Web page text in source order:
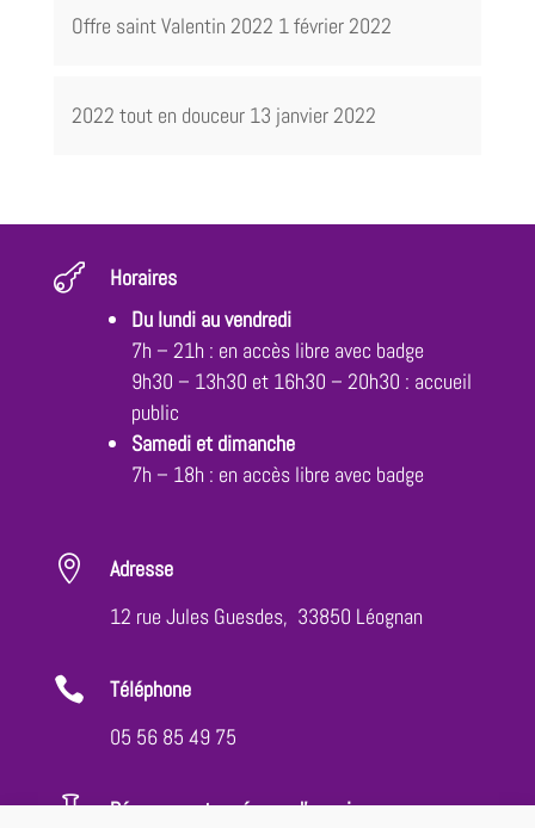
Offre saint Valentin 2022 1 février 2022
2022 tout en douceur 13 janvier 2022

Horaires
Du lundi au vendredi
7h – 21h : en accès libre avec badge
9h30 – 13h30 et 16h30 – 20h30 : accueil
public
Samedi et dimanche
7h – 18h : en accès libre avec badge

Adresse
12 rue Jules Guesdes, 33850 Léognan

Téléphone
05 56 85 49 75
 Réservez votre séance d'essai